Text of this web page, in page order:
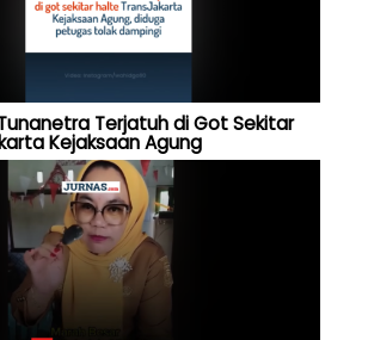
Terjatuh di Got Sekitar
Kejaksaan Agung